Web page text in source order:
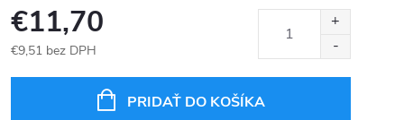
€11,70
€9,51 bez DPH
PRIDAŤ DO KOŠÍKA